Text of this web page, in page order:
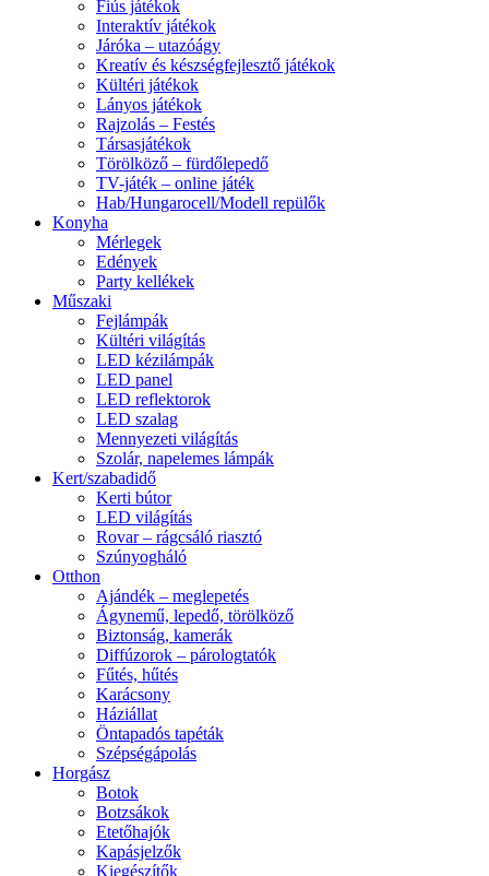
Fiús játékok
Interaktív játékok
Járóka – utazóágy
Kreatív és készségfejlesztő játékok
Kültéri játékok
Lányos játékok
Rajzolás – Festés
Társasjátékok
Törölköző – fürdőlepedő
TV-játék – online játék
Hab/Hungarocell/Modell repülők
Konyha
Mérlegek
Edények
Party kellékek
Műszaki
Fejlámpák
Kültéri világítás
LED kézilámpák
LED panel
LED reflektorok
LED szalag
Mennyezeti világítás
Szolár, napelemes lámpák
Kert/szabadidő
Kerti bútor
LED világítás
Rovar – rágcsáló riasztó
Szúnyogháló
Otthon
Ajándék – meglepetés
Ágynemű, lepedő, törölköző
Biztonság, kamerák
Diffúzorok – párologtatók
Fűtés, hűtés
Karácsony
Háziállat
Öntapadós tapéták
Szépségápolás
Horgász
Botok
Botzsákok
Etetőhajók
Kapásjelzők
Kiegészítők